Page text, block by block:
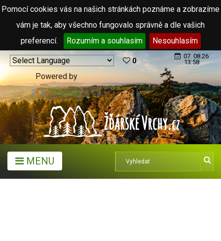
Pomocí cookies vás na našich stránkách poznáme a zobrazíme
vám je tak, aby všechno fungovalo správně a dle vašich
preferencí.
Rozumím a souhlasím Nesouhlasím
Powered by
Translate
0
07. 08.26
13:58
MENU